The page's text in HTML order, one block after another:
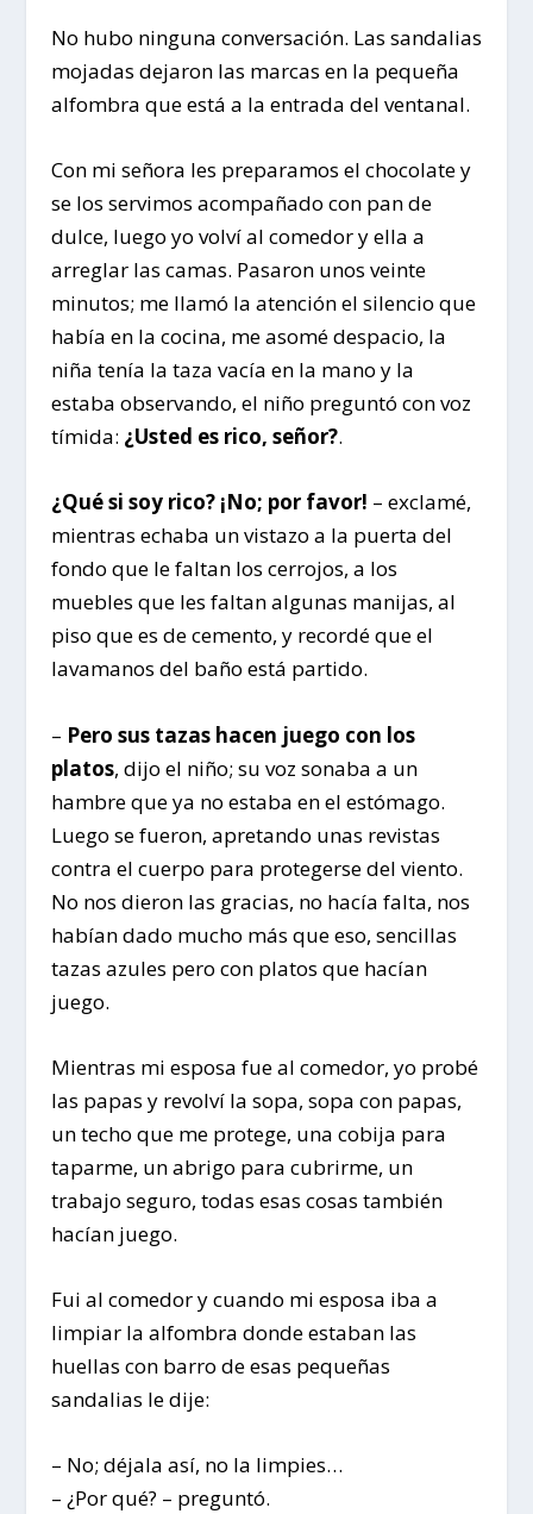
No hubo ninguna conversación. Las sandalias
mojadas dejaron las marcas en la pequeña
alfombra que está a la entrada del ventanal.
Con mi señora les preparamos el chocolate y
se los servimos acompañado con pan de
dulce, luego yo volví al comedor y ella a
arreglar las camas. Pasaron unos veinte
minutos; me llamó la atención el silencio que
había en la cocina, me asomé despacio, la
niña tenía la taza vacía en la mano y la
estaba observando, el niño preguntó con voz
tímida: ¿Usted es rico, señor?.
¿Qué si soy rico? ¡No; por favor! – exclamé,
mientras echaba un vistazo a la puerta del
fondo que le faltan los cerrojos, a los
muebles que les faltan algunas manijas, al
piso que es de cemento, y recordé que el
lavamanos del baño está partido.
– Pero sus tazas hacen juego con los
platos, dijo el niño; su voz sonaba a un
hambre que ya no estaba en el estómago.
Luego se fueron, apretando unas revistas
contra el cuerpo para protegerse del viento.
No nos dieron las gracias, no hacía falta, nos
habían dado mucho más que eso, sencillas
tazas azules pero con platos que hacían
juego.
Mientras mi esposa fue al comedor, yo probé
las papas y revolví la sopa, sopa con papas,
un techo que me protege, una cobija para
taparme, un abrigo para cubrirme, un
trabajo seguro, todas esas cosas también
hacían juego.
Fui al comedor y cuando mi esposa iba a
limpiar la alfombra donde estaban las
huellas con barro de esas pequeñas
sandalias le dije:
– No; déjala así, no la limpies…
– ¿Por qué? – preguntó.